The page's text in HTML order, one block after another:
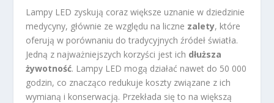
Lampy LED zyskują coraz większe uznanie w dziedzinie
medycyny, głównie ze względu na liczne zalety, które
oferują w porównaniu do tradycyjnych źródeł światła.
Jedną z najważniejszych korzyści jest ich dłuższa
żywotność. Lampy LED mogą działać nawet do 50 000
godzin, co znacząco redukuje koszty związane z ich
wymianą i konserwacją. Przekłada się to na większą